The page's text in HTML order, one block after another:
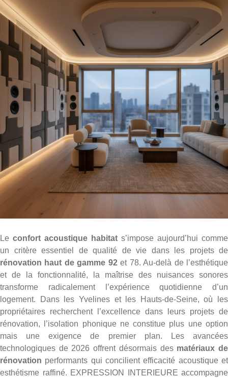
Le confort acoustique habitat s’impose aujourd’hui comme
un critère essentiel de qualité de vie dans les projets de
rénovation haut de gamme 92et 78. Au-delà de l’esthétique
et de la fonctionnalité, la maîtrise des nuisances sonores
transforme radicalement l’expérience quotidienne d’un
logement. Dans les Yvelines et les Hauts-de-Seine, où les
propriétaires recherchent l’excellence dans leurs projets de
rénovation, l’isolation phonique ne constitue plus une option
mais une exigence de premier plan. Les avancées
technologiques de 2026 offrent désormais des matériaux de
rénovation performants qui concilient efficacité acoustique et
esthétisme raffiné. EXPRESSION INTERIEURE accompagne